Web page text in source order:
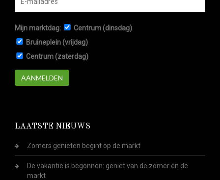
Mijn marktdag:
Centrum (dinsdag)
Bruineplein (vrijdag)
Centrum (zaterdag)
AANMELDEN
LAATSTE NIEUWS
Zomers genieten begint op de markt
De vakantie is begonnen: geniet van de zomer én de
markt